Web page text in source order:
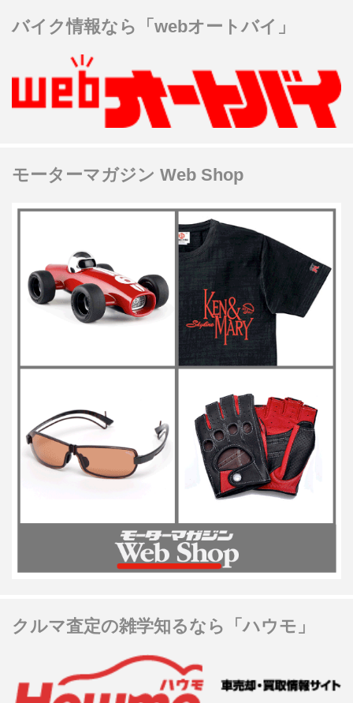
バイク情報なら「webオートバイ」
モーターマガジン Web Shop
クルマ査定の雑学知るなら「ハウモ」